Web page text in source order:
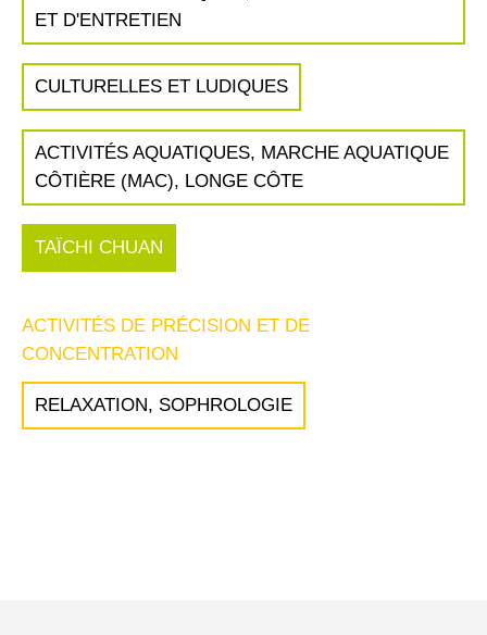
ET D'ENTRETIEN
CULTURELLES ET LUDIQUES
ACTIVITÉS AQUATIQUES, MARCHE AQUATIQUE
CÔTIÈRE (MAC), LONGE CÔTE
TAÏCHI CHUAN
ACTIVITÉS DE PRÉCISION ET DE
CONCENTRATION
RELAXATION, SOPHROLOGIE